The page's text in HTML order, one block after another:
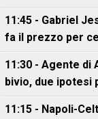
11:45 - Gabriel
fa il prezzo per
11:30 - Agente di
bivio, due ipotesi
11:15 - Napoli-